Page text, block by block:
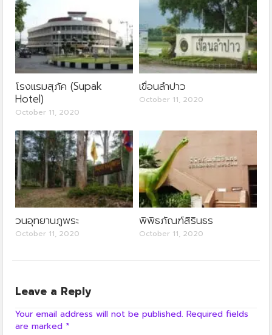
โรงแรมสุภัค (Supak
Hotel)
October 11, 2020
เขื่อนลำปาว
October 11, 2020
วนอุทยานภูพระ
October 11, 2020
พิพิธภัณฑ์สิรินธร
October 11, 2020
Leave a Reply
Your email address will not be published. Required fields
are marked *